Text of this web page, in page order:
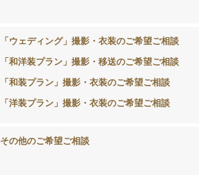
「ウェディング」撮影・衣装のご希望ご相談
「和洋装プラン」撮影・移送のご希望ご相談
「和装プラン」撮影・衣装のご希望ご相談
「洋装プラン」撮影・衣装のご希望ご相談
その他のご希望ご相談